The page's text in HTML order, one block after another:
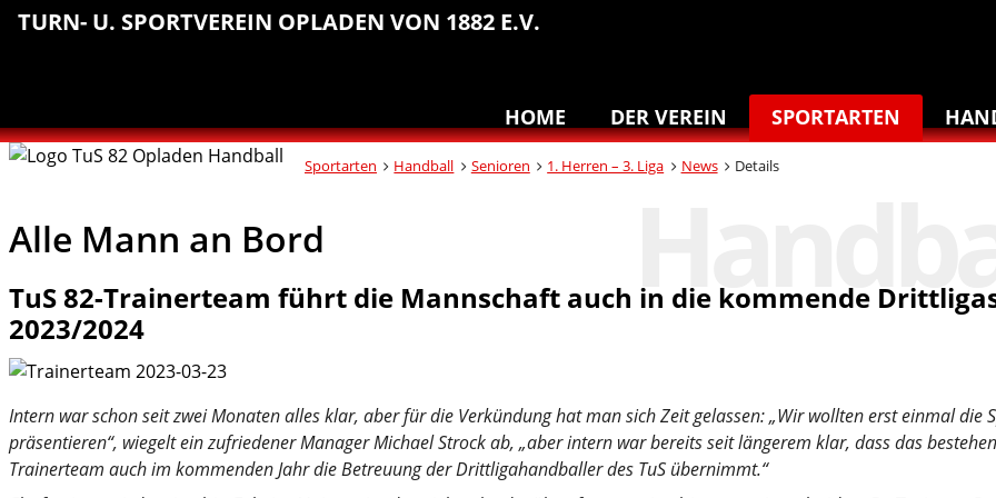
Sprungmarken
Inhalt
Hauptnavigation
Abteilungsnavigation
Fußbereich
TURN- U. SPORTVEREIN OPLADEN VON 1882 E.V.
HOME DER VEREIN SPORTARTEN
Sportarten Handball Senioren 1. Herren – 3. Liga News Details
Alle Mann an Bord
TuS 82-Trainerteam führt die Mannschaft auch in die kommende
2023/2024
Intern war schon seit zwei Monaten alles klar, aber für die Verkündung hat man sich Zeit gelassen: „Wir wollten erst einmal die
präsentieren“, wiegelt ein zufriedener Manager Michael Strock ab, „aber intern war bereits seit längerem klar, dass das
Trainerteam auch im kommenden Jahr die Betreuung der Drittligahandballer des TuS übernimmt.“